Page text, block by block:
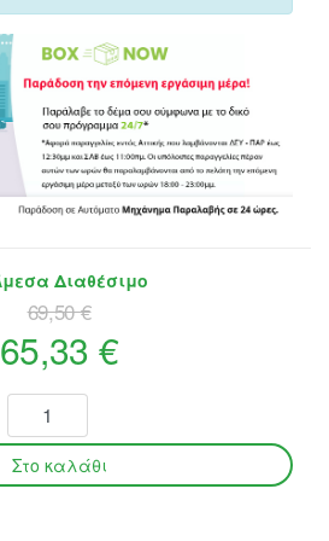
Διαθέσιμο
69,50 €
65,33 €